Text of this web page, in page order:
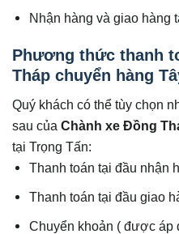
Nhận hàng và giao hàng
Phương thức thanh
Tháp chuyển hàng
Quý khách có thể tùy chọn
sau của Chành xe Đồng
tại Trọng Tấn:
Thanh toán tại đầu nhận
Thanh toán tại đầu giao
Chuyển khoản ( được áp